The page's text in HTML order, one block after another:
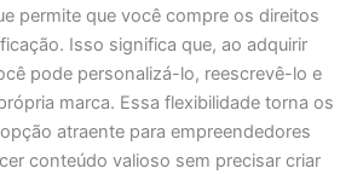
permite que você compre os direitos
Isso significa que, ao adquirir
pode personalizá-lo, reescrevê-lo e
marca. Essa flexibilidade torna os
atraente para empreendedores
conteúdo valioso sem precisar criar